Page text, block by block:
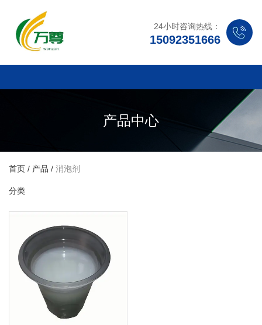
24小时咨询热线：
15092351666
产品中心
首页 / 产品 / 消泡剂
分类